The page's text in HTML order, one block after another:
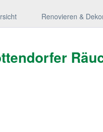
Renovieren &